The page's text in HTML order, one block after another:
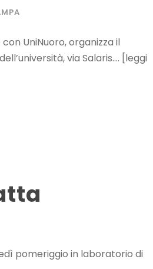
UniNuoro, organizza il
via Salaris…. [leggi
pomeriggio in laboratorio di